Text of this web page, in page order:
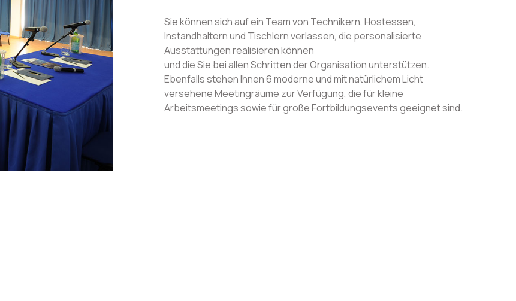
Sie können sich auf ein Team von Technikern, Hostessen,
Instandhaltern und Tischlern verlassen, die personalisierte
Ausstattungen realisieren können
und die Sie bei allen Schritten der Organisation unterstützen.
Ebenfalls stehen Ihnen 6 moderne und mit natürlichem Licht
versehene Meetingräume zur Verfügung, die für kleine
Arbeitsmeetings sowie für große Fortbildungsevents geeignet sind.